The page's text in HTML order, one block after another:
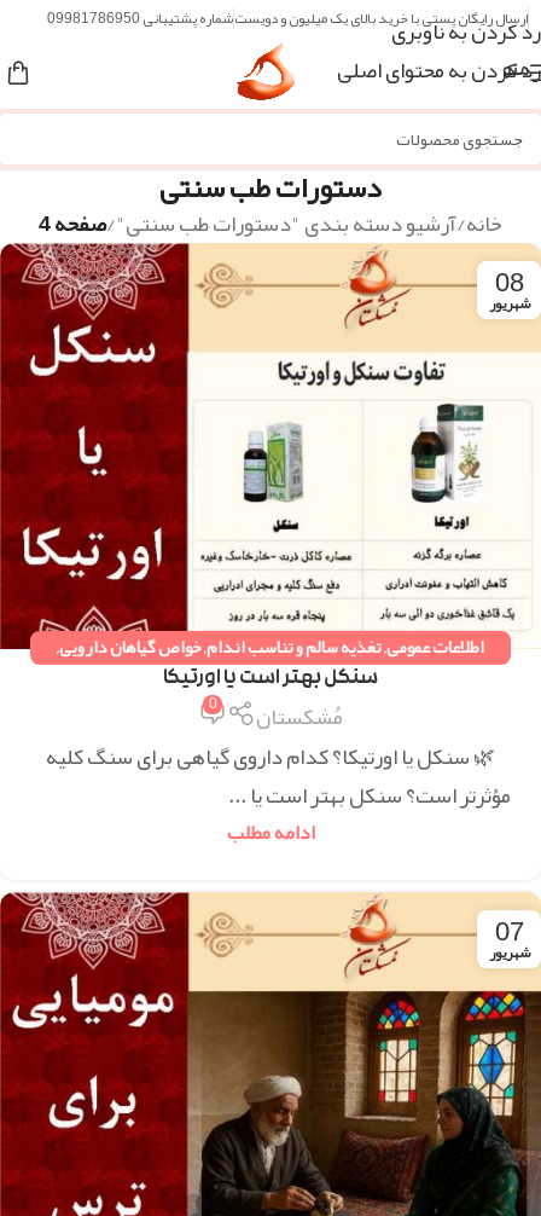
رد کردن به ناوبری
رد کردن به محتوای اصلی
ارسال رایگان پستی با خرید بالای یک میلیون و دویستشماره پشتیبانی 09981786950
منو
دستورات طب سنتی
خانه/آرشیو دسته بندی "دستورات طب سنتی"/صفحه 4
08
شهریور
اطلاعات عمومی,تغذیه سالم و تناسب اندام,خواص گیاهان دارویی,
دستورات طب سنتی,همه مقالات
سنکل بهتر است یا اورتیکا
مُشکستان 0
🌿 سنکل یا اورتیکا؟ کدام داروی گیاهی برای سنگ کلیه
مؤثرتر است؟ سنکل بهتر است یا ...
ادامه مطلب
07
شهریور